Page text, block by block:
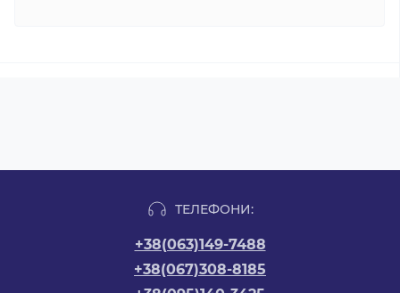
ТЕЛЕФОНИ:
+38(063)149-7488
+38(067)308-8185